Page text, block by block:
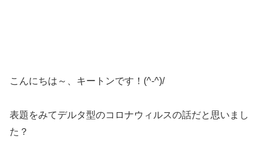
こんにちは～、キートンです！(^-^)/
表題をみてデルタ型のコロナウィルスの話だと思いまし
た？